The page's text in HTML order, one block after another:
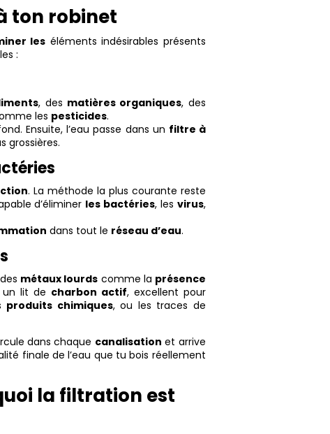
ton robinet
les éléments indésirables présents
:
, des matières organiques, des
les pesticides.
Ensuite, l’eau passe dans un filtre à
grossières.
. La méthode la plus courante reste
d’éliminer les bactéries, les virus,
dans tout le réseau d’eau.
métaux lourds comme la présence
un lit de charbon actif, excellent pour
produits chimiques, ou les traces de
dans chaque canalisation et arrive
finale de l’eau que tu bois réellement
la filtration est